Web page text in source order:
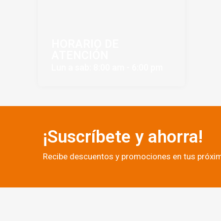
¡Suscríbete y ahorra!
Recibe descuentos y promociones en tus